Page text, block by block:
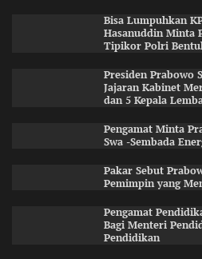
Bisa Lumpuhkan
Hasanuddin Minta
Tipikor Polri
Presiden Prabowo
Jajaran Kabinet
dan 5 Kepala
Pengamat Minta
Swa -Sembada
Pakar Sebut
Pemimpin yang
Pengamat
Bagi Menteri
Pendidikan